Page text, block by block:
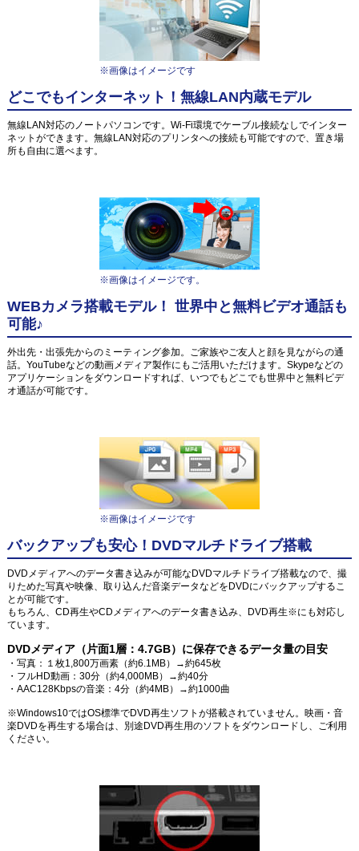
※画像はイメージです
どこでもインターネット！無線LAN内蔵モデル
無線LAN対応のノートパソコンです。Wi-Fi環境でケーブル接続なしでインター
ネットができます。無線LAN対応のプリンタへの接続も可能ですので、置き場
所も自由に選べます。
※画像はイメージです。
WEBカメラ搭載モデル！ 世界中と無料ビデオ通話も
可能♪
外出先・出張先からのミーティング参加。ご家族やご友人と顔を見ながらの通
話。YouTubeなどの動画メディア製作にもご活用いただけます。Skypeなどの
アプリケーションをダウンロードすれば、いつでもどこでも世界中と無料ビデ
オ通話が可能です。
※画像はイメージです
バックアップも安心！DVDマルチドライブ搭載
DVDメディアへのデータ書き込みが可能なDVDマルチドライブ搭載なので、撮
りためた写真や映像、取り込んだ音楽データなどをDVDにバックアップするこ
とが可能です。
もちろん、CD再生やCDメディアへのデータ書き込み、DVD再生※にも対応し
ています。
DVDメディア（片面1層：4.7GB）に保存できるデータ量の目安
・写真：１枚1,800万画素（約6.1MB）→約645枚
・フルHD動画：30分（約4,000MB）→約40分
・AAC128Kbpsの音楽：4分（約4MB）→約1000曲
※Windows10ではOS標準でDVD再生ソフトが搭載されていません。映画・音
楽DVDを再生する場合は、別途DVD再生用のソフトをダウンロードし、ご利用
ください。